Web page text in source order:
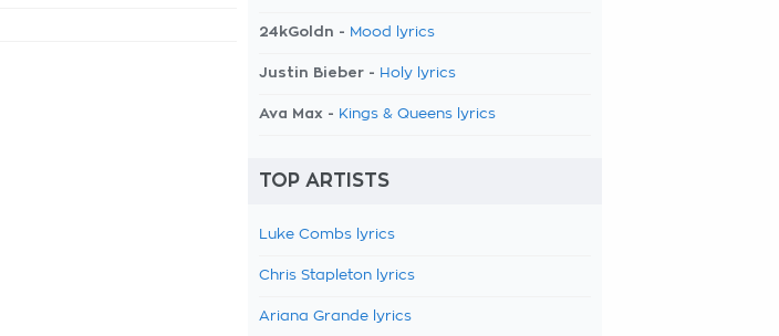
24kGoldn - Mood lyrics
Justin Bieber - Holy lyrics
Ava Max - Kings & Queens lyrics
TOP ARTISTS
Luke Combs lyrics
Chris Stapleton lyrics
Ariana Grande lyrics